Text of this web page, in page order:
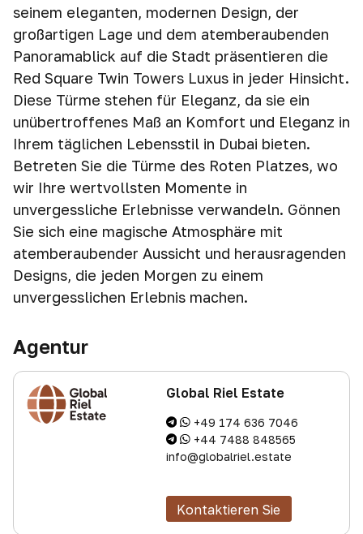
seinem eleganten, modernen Design, der
großartigen Lage und dem atemberaubenden
Panoramablick auf die Stadt präsentieren die
Red Square Twin Towers Luxus in jeder Hinsicht.
Diese Türme stehen für Eleganz, da sie ein
unübertroffenes Maß an Komfort und Eleganz in
Ihrem täglichen Lebensstil in Dubai bieten.
Betreten Sie die Türme des Roten Platzes, wo
wir Ihre wertvollsten Momente in
unvergessliche Erlebnisse verwandeln. Gönnen
Sie sich eine magische Atmosphäre mit
atemberaubender Aussicht und herausragenden
Designs, die jeden Morgen zu einem
unvergesslichen Erlebnis machen.
Agentur
Global Riel Estate
+49 174 636 7046
+44 7488 848565
info@globalriel.estate
Kontaktieren Sie